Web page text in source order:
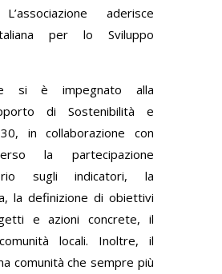
aderisce
Italiana per lo Sviluppo
si è impegnato alla
di Sostenibilità e
in collaborazione con
la partecipazione
sugli indicatori, la
la definizione di obiettivi
e azioni concrete, il
locali. Inoltre, il
comunità che sempre più